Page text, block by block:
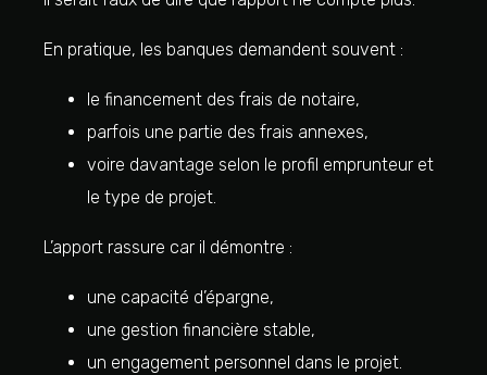
En pratique, les banques demandent souvent :
le financement des frais de notaire,
parfois une partie des frais annexes,
voire davantage selon le profil emprunteur et
le type de projet.
L’apport rassure car il démontre :
une capacité d’épargne,
une gestion financière stable,
un engagement personnel dans le projet.